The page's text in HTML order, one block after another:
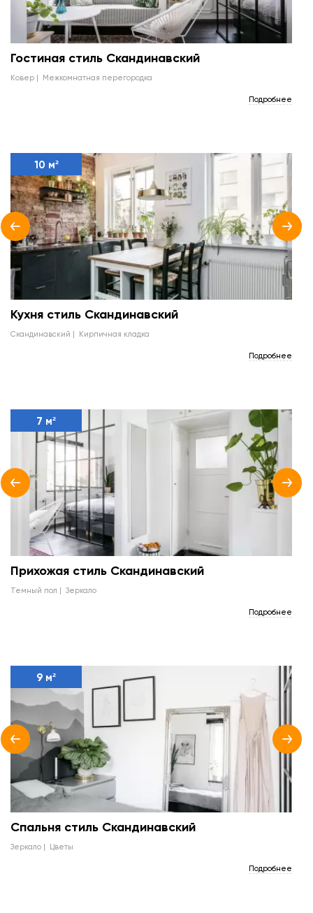
Гостиная стиль Скандинавский
ковер межкомнатная перегородка
Подробнее
10 м²
Кухня стиль Скандинавский
скандинавский кирпичная кладка
Подробнее
7 м²
Прихожая стиль Скандинавский
темный пол зеркало
Подробнее
9 м²
Спальня стиль Скандинавский
зеркало цветы
Подробнее